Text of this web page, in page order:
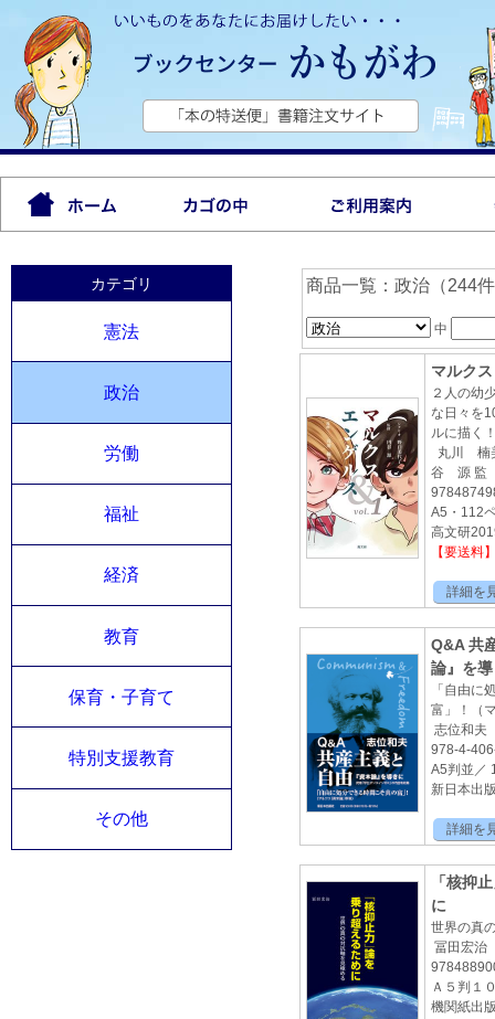
カテゴリ
憲法
政治
労働
福祉
経済
教育
保育・子育て
特別支援教育
その他
商品一覧：政治（244
中
マルク
２人の幼
な日々を
ルに描く
丸川 楠
谷 源 監
A5・112
高文研
【要送料
詳細を
Q&A 共
論』を
「自由に
富」！（
志位和夫
978-4-
A5判並／
新日本出
詳細を
「核抑
に
世界の真
冨田宏治
Ａ５判１
機関紙出